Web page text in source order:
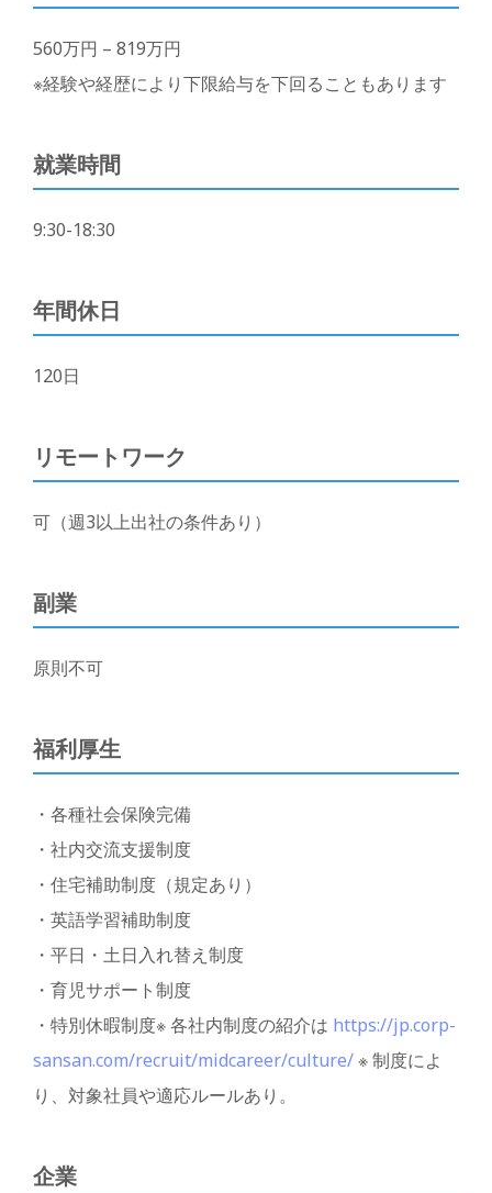
560万円 – 819万円
※経験や経歴により下限給与を下回ることもあります
就業時間
9:30-18:30
年間休日
120日
リモートワーク
可（週3以上出社の条件あり）
副業
原則不可
福利厚生
・各種社会保険完備
・社内交流支援制度
・住宅補助制度（規定あり）
・英語学習補助制度
・平日・土日入れ替え制度
・育児サポート制度
・特別休暇制度※ 各社内制度の紹介は https://jp.corp-
sansan.com/recruit/midcareer/culture/※制度によ
り、対象社員や適応ルールあり。
企業